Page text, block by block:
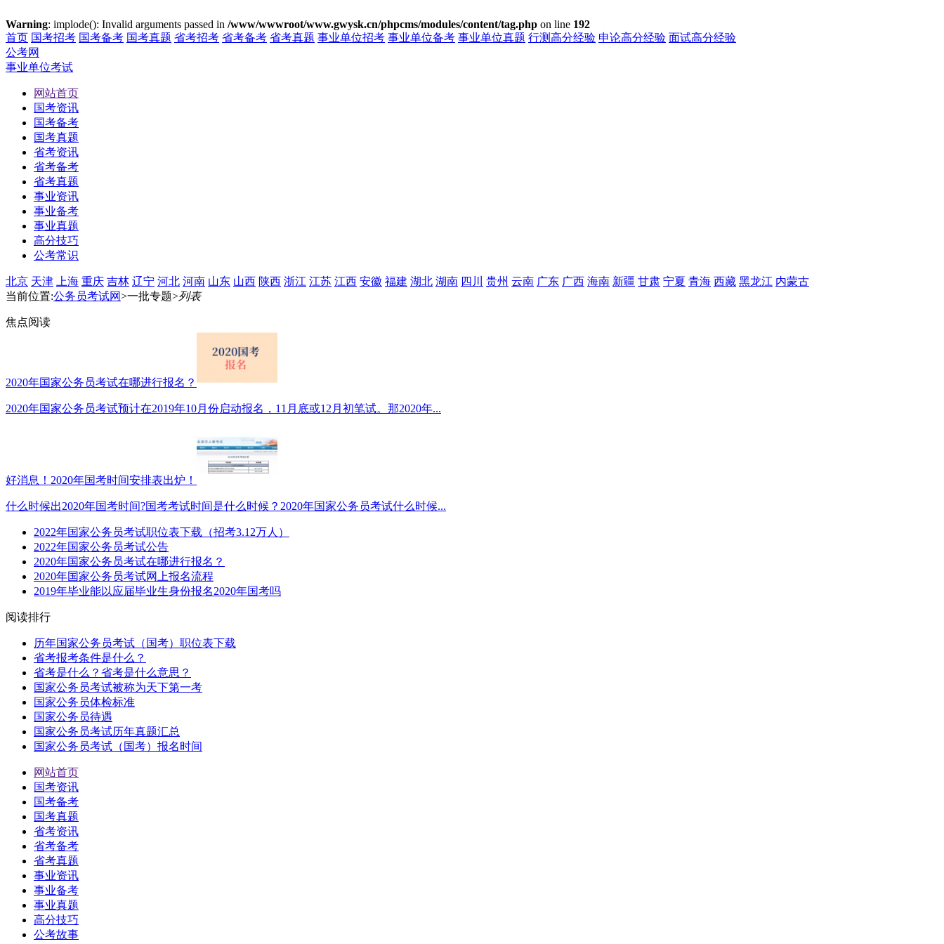
Warning: implode(): Invalid arguments passed in /www/wwwroot/www.gwysk.cn/phpcms/modules/content/tag.php on line 192
首页 国考招考 国考备考 国考真题 省考招考 省考备考 省考真题 事业单位招考 事业单位备考 事业单位真题 行测高分经验 申论高分经验 面试高分经验
公考网
事业单位考试
网站首页
国考资讯
国考备考
国考真题
省考资讯
省考备考
省考真题
事业资讯
事业备考
事业真题
高分技巧
公考常识
北京 天津 上海 重庆 吉林 辽宁 河北 河南 山东 山西 陕西 浙江 江苏 江西 安徽 福建 湖北 湖南 四川 贵州 云南 广东 广西 海南 新疆 甘肃 宁夏 青海 西藏 黑龙江 内蒙古
当前位置:公务员考试网>一批专题>列表
焦点阅读
2020年国家公务员考试在哪进行报名？
2020年国家公务员考试预计在2019年10月份启动报名，11月底或12月初笔试。那2020年...
好消息！2020年国考时间安排表出炉！
什么时候出2020年国考时间?国考考试时间是什么时候？2020年国家公务员考试什么时候...
2022年国家公务员考试职位表下载（招考3.12万人）
2022年国家公务员考试公告
2020年国家公务员考试在哪进行报名？
2020年国家公务员考试网上报名流程
2019年毕业能以应届毕业生身份报名2020年国考吗
阅读排行
历年国家公务员考试（国考）职位表下载
省考报考条件是什么？
省考是什么？省考是什么意思？
国家公务员考试被称为天下第一考
国家公务员体检标准
国家公务员待遇
国家公务员考试历年真题汇总
国家公务员考试（国考）报名时间
网站首页
国考资讯
国考备考
国考真题
省考资讯
省考备考
省考真题
事业资讯
事业备考
事业真题
高分技巧
公考故事